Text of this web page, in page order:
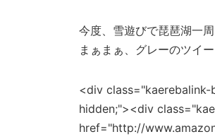
今度、雪遊びで琵琶湖一
まぁまぁ、グレーのツイ
<div
hidden;"><div
href="http://